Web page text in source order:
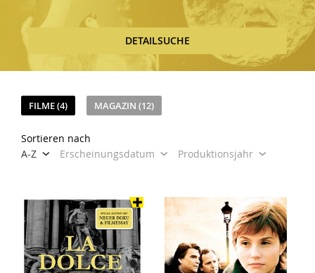
DETAILSUCHE
FILME (4) MAGAZIN (12)
Sortieren nach
A-Z
Erscheinungsdatum Produktionsjahr